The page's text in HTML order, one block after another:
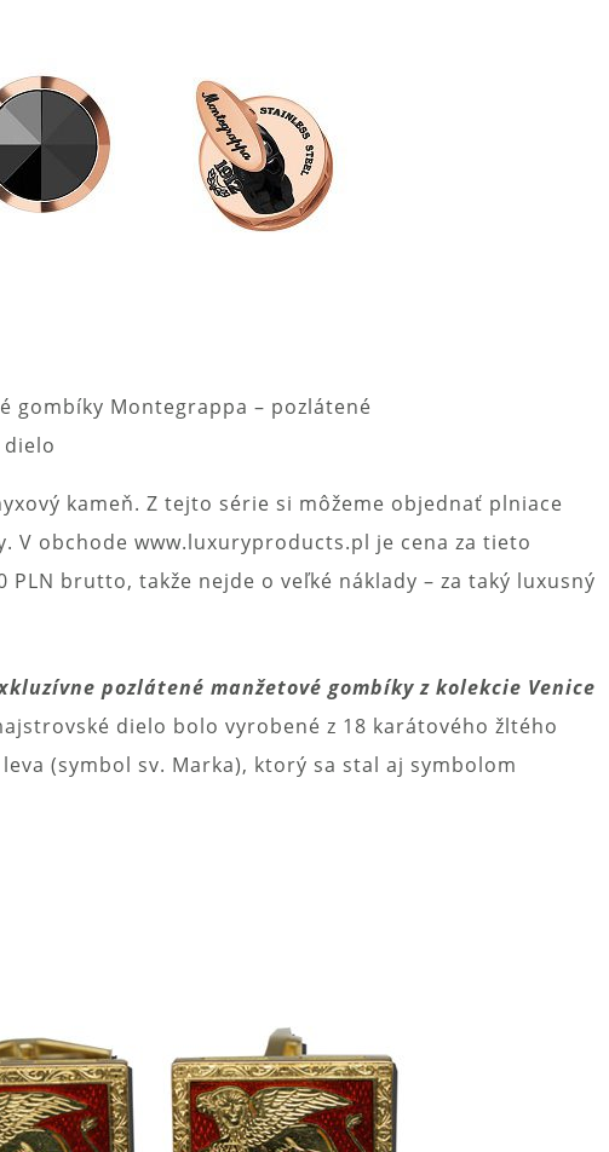
gombíky Montegrappa – pozlátené
dielo
kameň. Z tejto série si môžeme objednať plniace
V obchode www.luxuryproducts.pl je cena za tieto
PLN brutto, takže nejde o veľké náklady – za taký luxusný
pozlátené manžetové gombíky z kolekcie Venice
dielo bolo vyrobené z 18 karátového žltého
(symbol sv. Marka), ktorý sa stal aj symbolom